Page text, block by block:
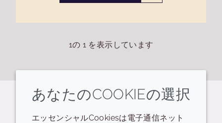
1の 1 を表示しています
関連するリソース
あなたのCOOKIEの選択
エッセンシャルCookiesは電子通信ネット